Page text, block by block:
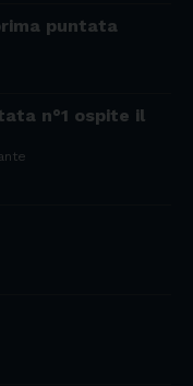
puntata
n°1 ospite il